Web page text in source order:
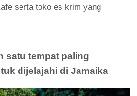
serta toko es krim yang
satu tempat paling
dijelajahi di Jamaika